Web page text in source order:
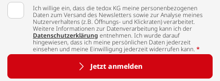
Ich willige ein, dass die tedox KG meine personenbezogenen
Daten zum Versand des Newsletters sowie zur Analyse meines
Nutzerverhaltens (z.B. Öffnungs- und Klickraten) verarbeitet.
Weitere Informationen zur Datenverarbeitung kann ich der
Datenschutzerklärung entnehmen. Ich wurde darauf
hingewiesen, dass ich meine persönlichen Daten jederzeit
einsehen und meine Einwilligung jederzeit widerrufen kann. *
Jetzt anmelden